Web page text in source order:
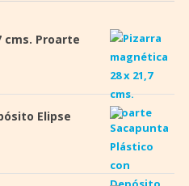
cms. Proarte
Elipse